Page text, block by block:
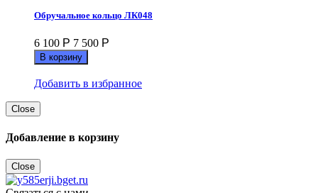
Обручальное кольцо ЛК048
6 100 Р 7 500 Р
В корзину
Добавить в избранное
Close
Добавление в корзину
Close